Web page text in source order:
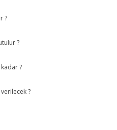
?
?
?
?